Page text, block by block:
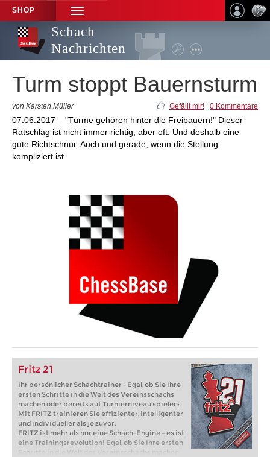
SHOP
TOGGLE
NAVIGATION
Schach
Nachrichten
Turm stoppt Bauernsturm
von Karsten Müller Gefällt mir! 0 Kommentare
07.06.2017 – "Türme gehören hinter die Freibauern!" Dieser
Ratschlag ist nicht immer richtig, aber oft. Und deshalb eine
gute Richtschnur. Auch und gerade, wenn die Stellung
kompliziert ist.
Fritz 21
Ihr persönlicher Schachtrainer - Egal, ob Sie Ihre
ersten Schritte in die Welt des Vereinsschachs
machen oder bereits auf Turnierniveau spielen:
Mit FRITZ trainieren Sie effizienter, intelligenter
und individueller als je zuvor.
FRITZ ist mehr als nur eine Schach-Engine – es ist
eine Trainingsrevolution! Egal, ob Sie Ihre ersten
Schritte in die Welt des Vereinsschachs machen